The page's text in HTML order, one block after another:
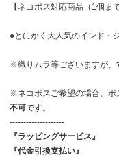
【ネコポス対応商品（1個ま
●とにかく大人気のインド・
※織りムラ等ございますが、
※ネコポスご希望の場合、ポ
不可です。
--------------------
『ラッピングサービス』
『代金引換支払い』